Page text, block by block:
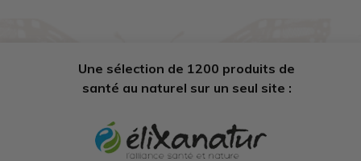
Une sélection de 1200 produits de
santé au naturel sur un seul site :